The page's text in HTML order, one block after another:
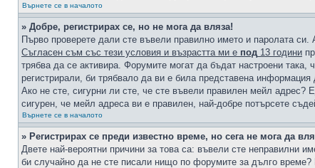
Върнете се в началото
» Добре, регистрирах се, но не мога да вляза!
Първо проверете дали сте въвели правилно името и паролата
Съгласен съм със тези условия и възрастта ми е под 13 години
трябва да се активира. Форумите могат да бъдат настроени
регистрирали, би трябвало да ви е била представена
Ако не сте, сигурни ли сте, че сте въвели правилен мейл адрес?
сигурен, че мейл адреса ви е правилен, най-добре потърсете
Върнете се в началото
» Регистрирах се преди известно време, но сега не мога да
Двете най-вероятни причини за това са: въвели сте неправилни
би случайно да не сте писали нищо по форумите за дълго време?